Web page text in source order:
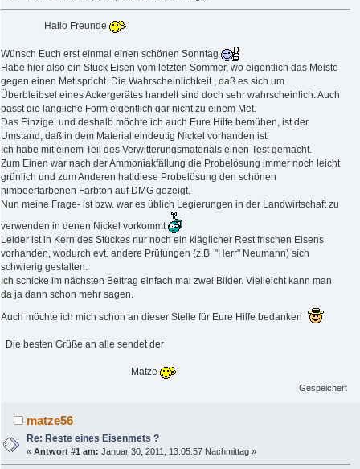
Hallo Freunde
Wünsch Euch erst einmal einen schönen Sonntag
Habe hier also ein Stück Eisen vom letzten Sommer, wo eigentlich das Meiste
gegen einen Met spricht. Die Wahrscheinlichkeit , daß es sich um
Überbleibsel eines Ackergerätes handelt sind doch sehr wahrscheinlich. Auch
passt die längliche Form eigentlich gar nicht zu einem Met.
Das Einzige, und deshalb möchte ich auch Eure Hilfe bemühen, ist der
Umstand, daß in dem Material eindeutig Nickel vorhanden ist.
Ich habe mit einem Teil des Verwitterungsmaterials einen Test gemacht.
Zum Einen war nach der Ammoniakfällung die Probelösung immer noch leicht
grünlich und zum Anderen hat diese Probelösung den schönen
himbeerfarbenen Farbton auf DMG gezeigt.
Nun meine Frage- ist bzw. war es üblich Legierungen in der Landwirtschaft zu
verwenden in denen Nickel vorkommt
Leider ist in Kern des Stückes nur noch ein kläglicher Rest frischen Eisens
vorhanden, wodurch evt. andere Prüfungen (z.B. "Herr" Neumann) sich
schwierig gestalten.
Ich schicke im nächsten Beitrag einfach mal zwei Bilder. Vielleicht kann man
da ja dann schon mehr sagen.
Auch möchte ich mich schon an dieser Stelle für Eure Hilfe bedanken
Die besten Grüße an alle sendet der
Matze
Gespeichert
matze56
Re: Reste eines Eisenmets ?
«Antwort #1 am: Januar 30, 2011, 13:05:57 Nachmittag »